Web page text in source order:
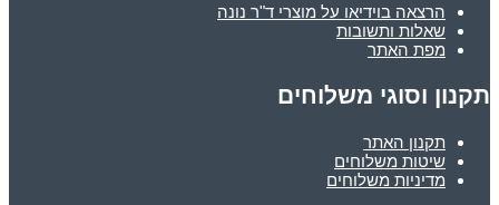
הרצאה בוידיאו על מוצרי ד"ר נונה
שאלות ותשובות
מפת האתר
תקנון וסוגי משלוחים
תקנון האתר
שיטות משלוחים
מדיניות משלוחים